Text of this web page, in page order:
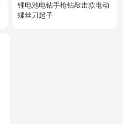
锂电池电钻手枪钻敲击款电动
螺丝刀起子